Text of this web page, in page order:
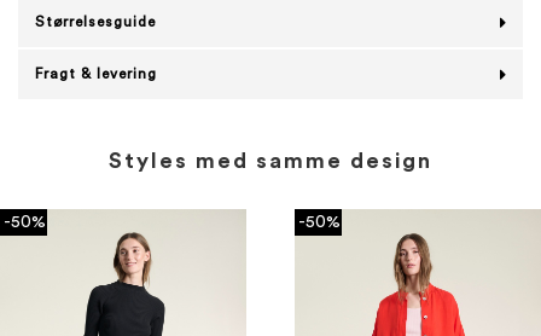
Størrelsesguide
Fragt & levering
Styles med samme design
-50% -50%